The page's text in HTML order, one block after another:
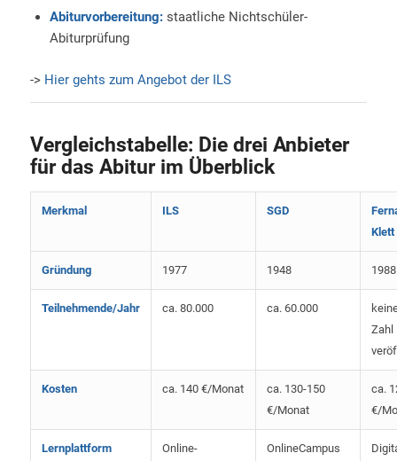
Abiturvorbereitung:staatliche Nichtschüler-
Abiturprüfung
-> Hier gehts zum Angebot der ILS
Vergleichstabelle: Die drei Anbieter
für das Abitur im Überblick
Merkmal ILS SGD
Klett
Gründung 1977 1948 1988
Teilnehmende/Jahr ca. 80.000 ca. 60.000
Zahl
Kosten ca. 140 €/Monat
ca. 130-150
€/Monat
ca.
€/
Lernplattform
Online-
OnlineCampus